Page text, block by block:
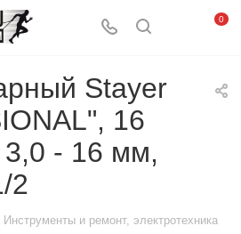
0
Stayer
16
- 16 мм,
2
Инструменты и ремонт, электротехника